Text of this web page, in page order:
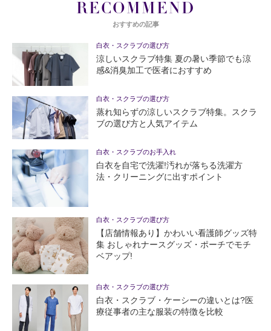
RECOMMEND
おすすめの記事
白衣・スクラブの選び方
涼しいスクラブ特集 夏の暑い季節でも涼
感&消臭加工で医者におすすめ
白衣・スクラブの選び方
蒸れ知らずの涼しいスクラブ特集。スクラ
ブの選び方と人気アイテム
白衣・スクラブのお手入れ
白衣を自宅で洗濯!汚れが落ちる洗濯方
法・クリーニングに出すポイント
白衣・スクラブの選び方
【店舗情報あり】かわいい看護師グッズ特
集 おしゃれナースグッズ・ポーチでモチ
ベアップ!
白衣・スクラブの選び方
白衣・スクラブ・ケーシーの違いとは?医
療従事者の主な服装の特徴を比較